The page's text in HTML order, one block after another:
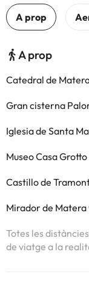
A prop
Catedral de
Gran cisterna
Iglesia de Santa
Museo Casa
Castillo de
Mirador de Matera
Totes les
de viatge a la